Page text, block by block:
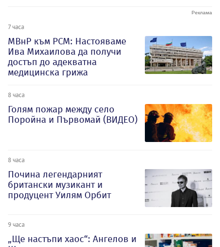
7 часа
МВнР към РСМ: Настояваме
Ива Михаилова да получи
достъп до адекватна
медицинска грижа
8 часа
Голям пожар между село
Поройна и Първомай (ВИДЕО)
8 часа
Почина легендарният
британски музикант и
продуцент Уилям Орбит
9 часа
„Ще настъпи хаос“: Ангелов и